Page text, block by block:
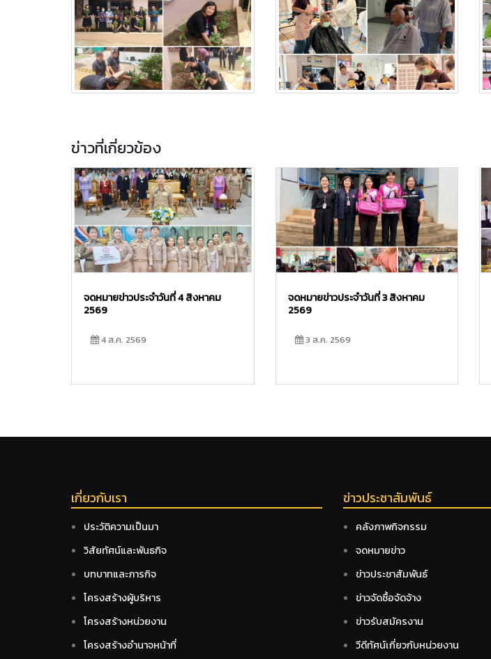
ข่าวที่เกี่ยวข้อง
จดหมายข่าวประจำวันที่ 4 สิงหาคม
2569
4 ส.ค. 2569
จดหมายข่าวประจำวันที่ 3 สิงหาคม
2569
3 ส.ค. 2569
เกี่ยวกับเรา
ประวัติความเป็นมา
วิสัยทัศน์และพันธกิจ
บทบาทและภารกิจ
โครงสร้างผู้บริหาร
โครงสร้างหน่วยงาน
โครงสร้างอำนาจหน้าที่
ข่าวประชาสัมพันธ์
คลังภาพกิจกรรม
จดหมายข่าว
ข่าวประชาสัมพันธ์
ข่าวจัดซื้อจัดจ้าง
ข่าวรับสมัครงาน
วีดีทัศน์เกี่ยวกับหน่วยงาน